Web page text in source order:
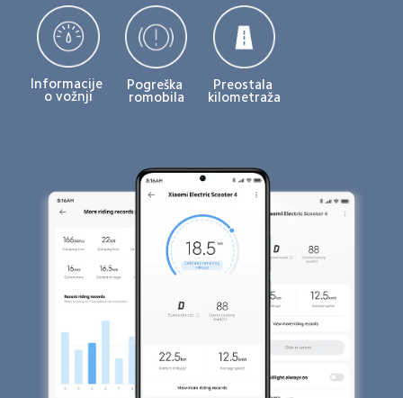
Informacije
o vožnji
Pogreška
romobila
Preostala
kilometraža